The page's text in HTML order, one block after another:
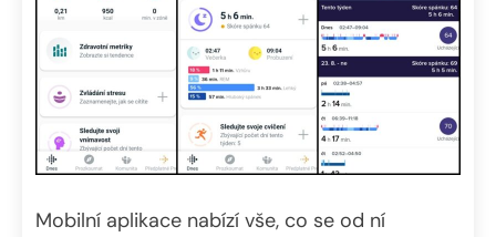
Mobilní aplikace nabízí vše, co se od ní